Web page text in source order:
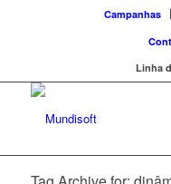
Campanhas
Linha